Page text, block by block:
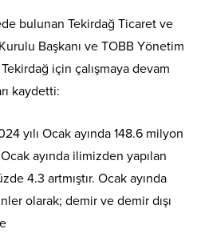
bulunan Tekirdağ Ticaret ve
Başkanı ve TOBB Yönetim
için çalışmaya devam
kaydetti:
yılı Ocak ayında 148.6 milyon
ayında ilimizden yapılan
4.3 artmıştır. Ocak ayında
olarak; demir ve demir dışı